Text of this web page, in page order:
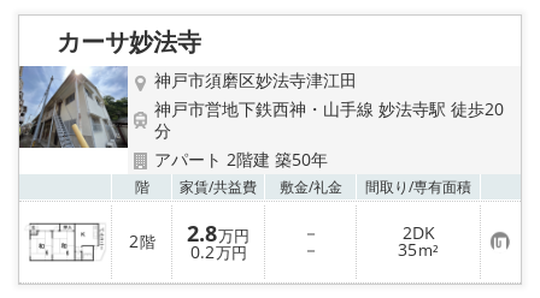
り
カーサ妙法寺
神戸市須磨区妙法寺津江田
神戸市営地下鉄西神・山手線 妙法寺駅 徒歩20
分
アパート 2階建 築50年
階 家賃/共益費 敷金/礼金 間取り/専有面積
2階 2.8万円
0.2万円
－
－
2DK
35m² お
気
に